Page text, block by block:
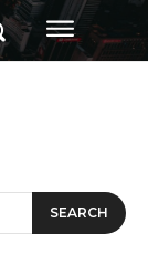
SEARCH